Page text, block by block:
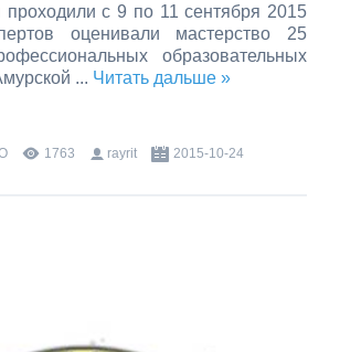
с 9 по 11 сентября 2015
оценивали мастерство 25
образовательных
... Читать дальше »
1763 rayrit 2015-10-24